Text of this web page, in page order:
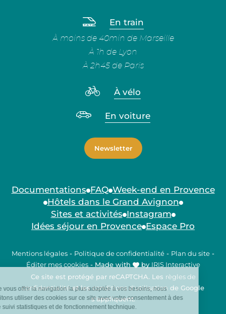
En train
À moins de 40min de Marseille
À 1h de Lyon
À 2h45 de Paris
À vélo
En voiture
Newsletter
Documentations FAQ Week-end en Provence
Hôtels dans le Grand Avignon
Sites et activités Instagram
Idées séjour en Provence Espace Pro
Mentions légales - Politique de confidentialité - Plan du site -
Éditer mes cookies - Made with by IRIS Interactive
Ce site est protégé par reCAPTCHA. Les règles de
confidentialitéet lesconditions d'utilisation de Google
s'appliquent.